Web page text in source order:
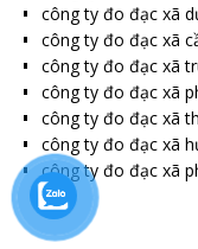
công ty đo đạc xã
công ty đo đạc xã
công ty đo đạc xã
công ty đo đạc xã
công ty đo đạc xã
công ty đo đạc xã
công ty đo đạc xã